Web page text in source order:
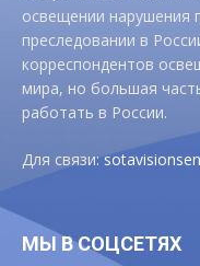
освещении нарушения
преследовании в
корреспондентов
мира, но большая
работать в России.
Для связи:
МЫ В СОЦСЕТЯХ